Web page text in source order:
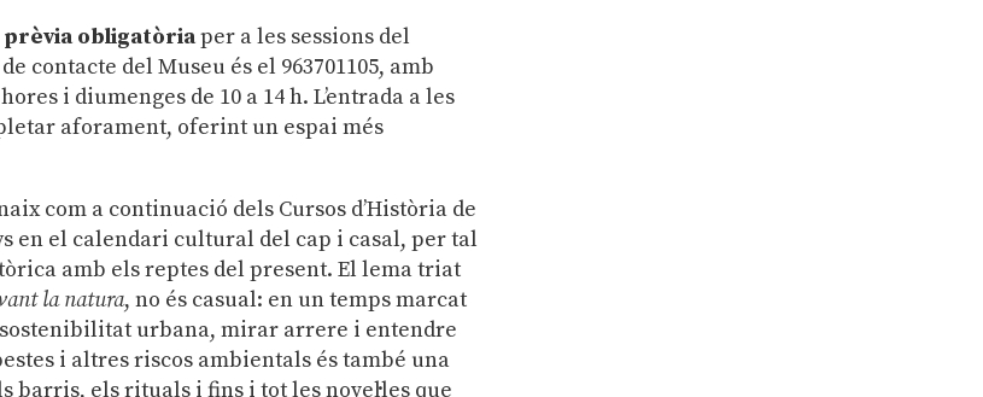
obligatòriaper a les sessions del
contacte del Museu és el 963701105, amb
i diumenges de 10 a 14 h. L’entrada a les
aforament, oferint un espai més
com a continuació dels Cursos d’Història de
en el calendari cultural del cap i casal, per tal
amb els reptes del present. El lema triat
la natura, no és casual: en un temps marcat
urbana, mirar arrere i entendre
i altres riscos ambientals és també una
barris, els rituals i fins i tot les novel·les que